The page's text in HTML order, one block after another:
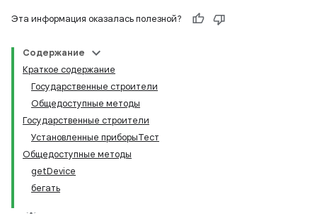
Эта информация оказалась полезной?
Содержание
Краткое содержание
Государственные строители
Общедоступные методы
Государственные строители
Установленные приборыТест
Общедоступные методы
getDevice
бегать